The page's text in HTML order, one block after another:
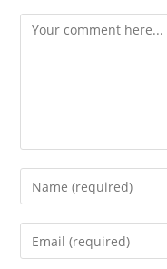
Comment
Enter
your
name
Enter
your